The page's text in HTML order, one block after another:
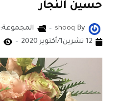
حسين النجار
By
shooq المجموعة:
12 تشرين1/أكتوير 2020